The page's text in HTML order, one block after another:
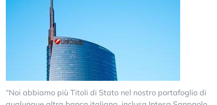
“Noi abbiamo più Titoli di Stato nel nostro portafoglio di